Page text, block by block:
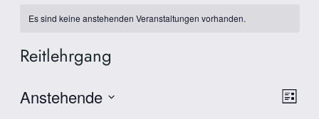
Es sind keine anstehenden Veranstaltungen vorhanden.
Reitlehrgang
Liste
Anstehende